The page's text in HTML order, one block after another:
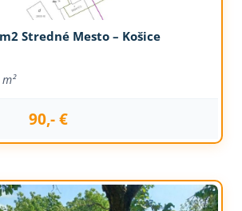
Stredné Mesto – Košice
90,- €